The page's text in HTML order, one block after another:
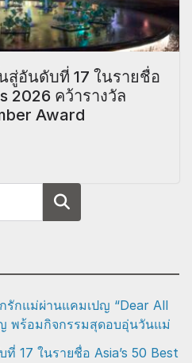
สู่อันดับที่ 17 ในรายชื่อ
2026 คว้ารางวัล
Award
Search
กแม่ผ่านแคมเปญ “Dear All
พร้อมกิจกรรมสุดอบอุ่นวันแม่
17 ในรายชื่อ Asia’s 50 Best